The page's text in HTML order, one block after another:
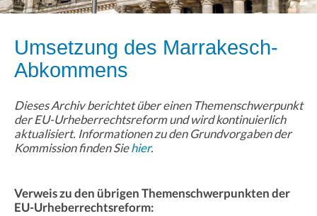
Umsetzung des Marrakesch-
Abkommens
Dieses Archiv berichtet über einen Themenschwerpunkt
der EU-Urheberrechtsreform und wird kontinuierlich
aktualisiert. Informationen zu den Grundvorgaben der
Kommission finden Siehier.
Verweis zu den übrigen Themenschwerpunkten der
EU-Urheberrechtsreform: